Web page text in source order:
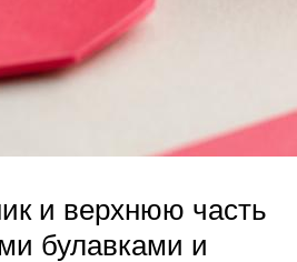
и верхнюю часть
булавками и